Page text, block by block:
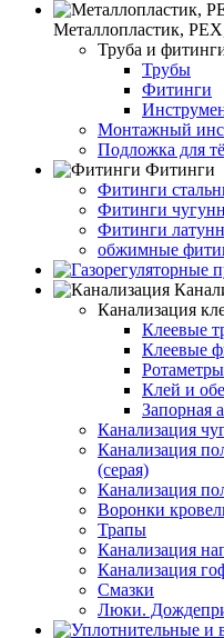
Металлопластик,
Труба и
Трубы
Фитинги
Монтажный
Подложка для
Фитинги
Фитинги
Фитинги
Фитинги
обжимные
Канализация
Клеевые
Клеевые
Ротаметры
Клей и
Запорная
Канализация
Канализация
(серая)
Канализация
Воронки
Трапы
Канализация
Канализация
Смазки
Люки.